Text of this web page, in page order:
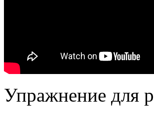
Упражнение для